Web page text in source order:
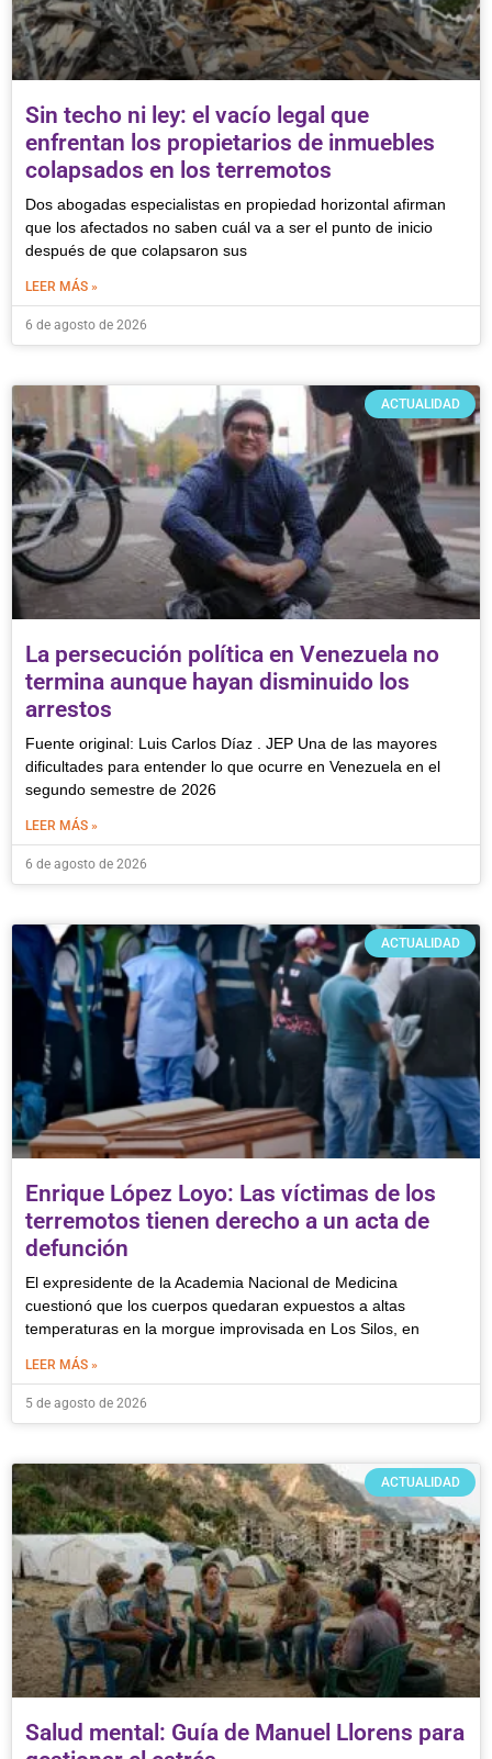
Sin techo ni ley: el vacío legal que
enfrentan los propietarios de inmuebles
colapsados en los terremotos
Dos abogadas especialistas en propiedad horizontal afirman
que los afectados no saben cuál va a ser el punto de inicio
después de que colapsaron sus
LEER MÁS »
6 de agosto de 2026
ACTUALIDAD
La persecución política en Venezuela no
termina aunque hayan disminuido los
arrestos
Fuente original: Luis Carlos Díaz . JEP Una de las mayores
dificultades para entender lo que ocurre en Venezuela en el
segundo semestre de 2026
LEER MÁS »
6 de agosto de 2026
ACTUALIDAD
Enrique López Loyo: Las víctimas de los
terremotos tienen derecho a un acta de
defunción
El expresidente de la Academia Nacional de Medicina
cuestionó que los cuerpos quedaran expuestos a altas
temperaturas en la morgue improvisada en Los Silos, en
LEER MÁS »
5 de agosto de 2026
ACTUALIDAD
Salud mental: Guía de Manuel Llorens para